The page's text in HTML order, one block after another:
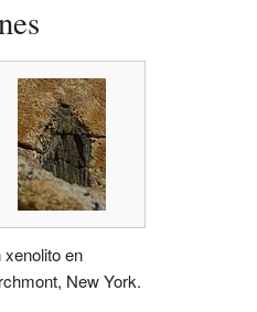
xenolito en
New York.